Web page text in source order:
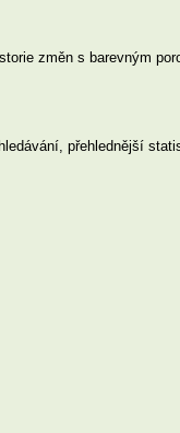
změn s barevným
přehlednější